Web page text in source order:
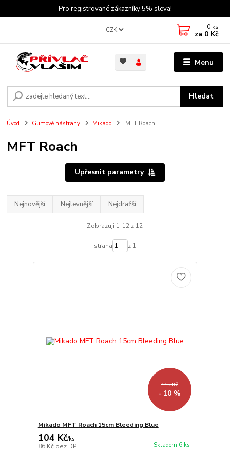
Pro registrované zákazníky 5% sleva!
Menu
CZK
Hledat
0 ks
za 0 Kč
Úvod Gumové nástrahy Mikado MFT Roach
MFT Roach
Upřesnit parametry
Nejnovější Nejlevnější Nejdražší
Zobrazuji 1-12 z 12
strana z 1
115 Kč
- 10 %
Mikado MFT Roach 15cm Bleeding Blue
104 Kč/ks
86 Kč bez DPH Skladem 6 ks